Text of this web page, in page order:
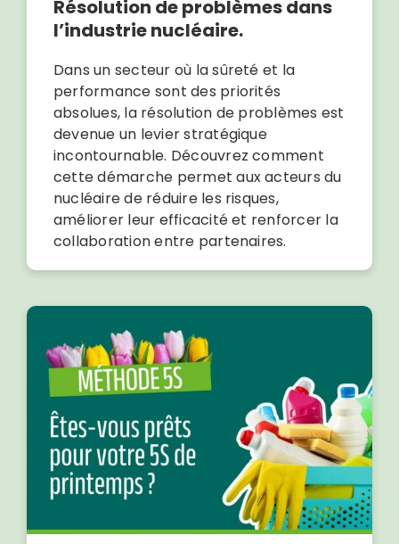
Résolution de problèmes dans
l’industrie nucléaire.
Dans un secteur où la sûreté et la
performance sont des priorités
absolues, la résolution de problèmes est
devenue un levier stratégique
incontournable. Découvrez comment
cette démarche permet aux acteurs du
nucléaire de réduire les risques,
améliorer leur efficacité et renforcer la
collaboration entre partenaires.